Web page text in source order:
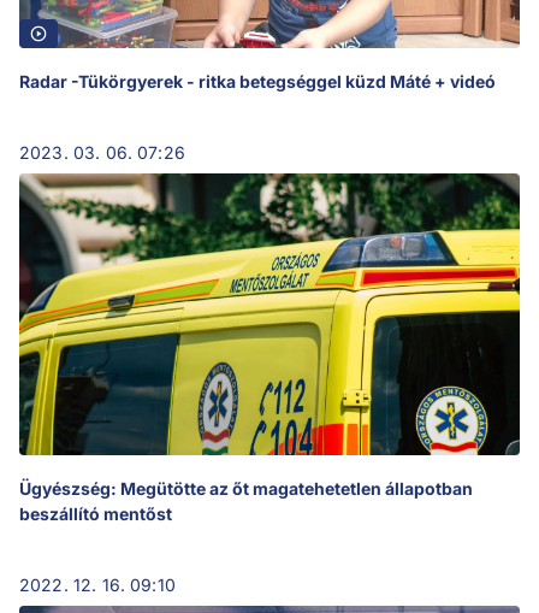
Radar -Tükörgyerek - ritka betegséggel küzd Máté + videó
2023. 03. 06. 07:26
Ügyészség: Megütötte az őt magatehetetlen állapotban
beszállító mentőst
2022. 12. 16. 09:10